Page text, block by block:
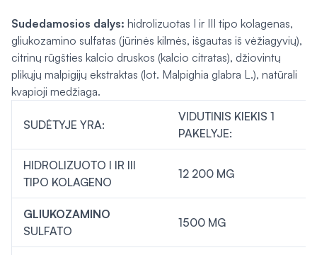
Sudedamosios dalys: hidrolizuotas I ir III tipo kolagenas,
gliukozamino sulfatas (jūrinės kilmės, išgautas iš vėžiagyvių),
citrinų rūgšties kalcio druskos (kalcio citratas), džiovintų
plikųjų malpigijų ekstraktas (lot. Malpighia glabra L.), natūrali
kvapioji medžiaga.
SUDĖTYJE YRA:
VIDUTINIS KIEKIS 1
PAKELYJE:
HIDROLIZUOTO I IR III
TIPO KOLAGENO
12 200 MG
GLIUKOZAMINO
SULFATO
1500 MG